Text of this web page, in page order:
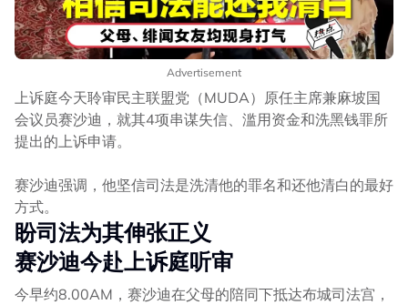
Advertisement
上诉庭今天聆审民主联盟党（MUDA）原任主席兼麻坡国
会议员赛沙迪，就其4项串谋失信、滥用资金和洗黑钱罪所
提出的上诉申请。
赛沙迪强调，他坚信司法是洗清他的罪名和还他清白的最好
方式。
盼司法为其伸张正义
赛沙迪今赴上诉庭听审
今早约8.00AM，赛沙迪在父母的陪同下抵达布城司法宫，